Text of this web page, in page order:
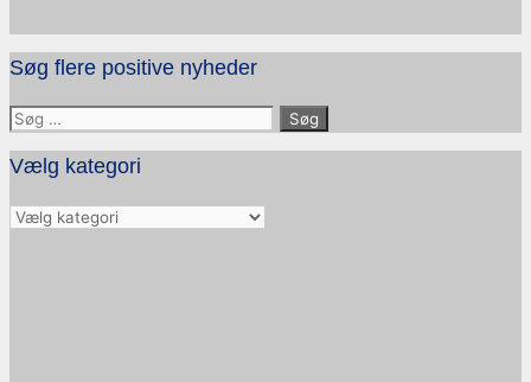
Søg flere positive nyheder
Søg
efter:
Vælg kategori
Vælg